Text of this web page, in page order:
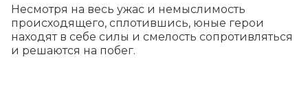
Несмотря на весь ужас и немыслимость
происходящего, сплотившись, юные герои
находят в себе силы и смелость сопротивляться
и решаются на побег.